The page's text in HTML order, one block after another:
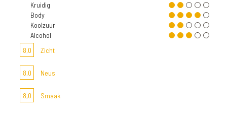
Kruidig
Body
Koolzuur
Alcohol
8,0
Zicht
8,0 Neus
8,0 Smaak